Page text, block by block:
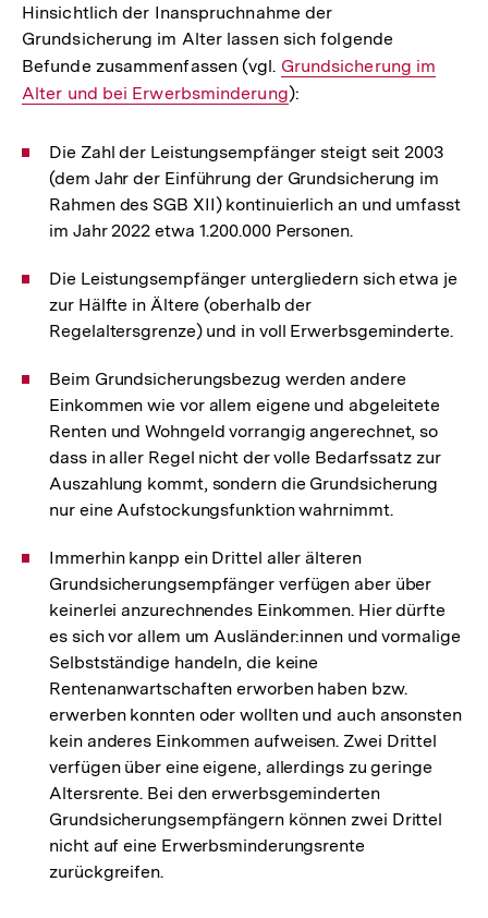
Hinsichtlich der Inanspruchnahme der
Grundsicherung im Alter lassen sich folgende
Befunde zusammenfassen (vgl. Interner
Link:
Grundsicherung im
Alter und bei Erwerbsminderung):
Die Zahl der Leistungsempfänger steigt seit 2003
(dem Jahr der Einführung der Grundsicherung im
Rahmen des SGB XII) kontinuierlich an und umfasst
im Jahr 2022 etwa 1.200.000 Personen.
Die Leistungsempfänger untergliedern sich etwa je
zur Hälfte in Ältere (oberhalb der
Regelaltersgrenze) und in voll Erwerbsgeminderte.
Beim Grundsicherungsbezug werden andere
Einkommen wie vor allem eigene und abgeleitete
Renten und Wohngeld vorrangig angerechnet, so
dass in aller Regel nicht der volle Bedarfssatz zur
Auszahlung kommt, sondern die Grundsicherung
nur eine Aufstockungsfunktion wahrnimmt.
Immerhin kanpp ein Drittel aller älteren
Grundsicherungsempfänger verfügen aber über
keinerlei anzurechnendes Einkommen. Hier dürfte
es sich vor allem um Ausländer:innen und vormalige
Selbstständige handeln, die keine
Rentenanwartschaften erworben haben bzw.
erwerben konnten oder wollten und auch ansonsten
kein anderes Einkommen aufweisen. Zwei Drittel
verfügen über eine eigene, allerdings zu geringe
Altersrente. Bei den erwerbsgeminderten
Grundsicherungsempfängern können zwei Drittel
nicht auf eine Erwerbsminderungsrente
zurückgreifen.